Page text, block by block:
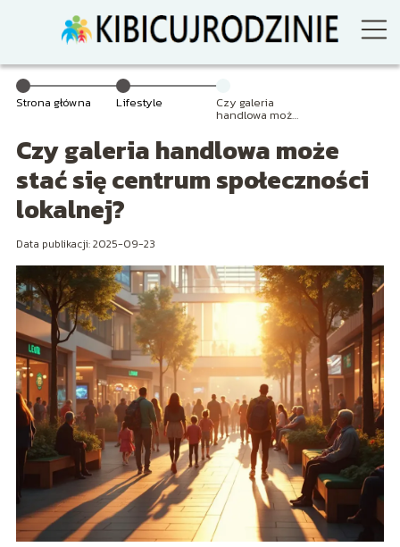
Strona główna Lifestyle Czy galeria
handlowa może
centrum
społeczności
lokalnej?
Czy galeria handlowa może
stać się centrum społeczności
lokalnej?
Data publikacji: 2025-09-23